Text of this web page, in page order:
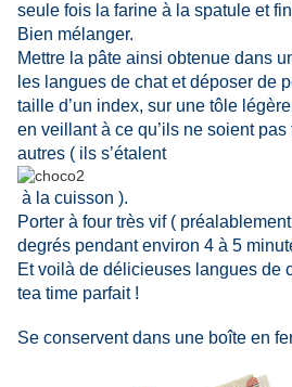
seule fois la farine à la spatule et
Bien mélanger.
Mettre la pâte ainsi obtenue dans
les langues de chat et déposer de
taille d’un index, sur une tôle
en veillant à ce qu’ils ne soient
autres ( ils s’étalent
à la cuisson ).
Porter à four très vif (
degrés pendant environ 4 à 5
Et voilà de délicieuses langues de
tea time parfait !
Se conservent dans une boîte en